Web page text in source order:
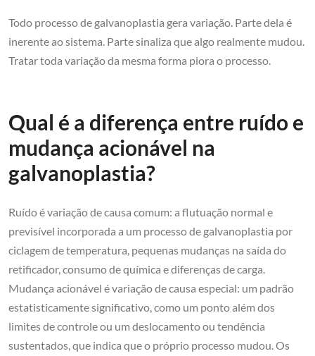
Todo processo de galvanoplastia gera variação. Parte dela é
inerente ao sistema. Parte sinaliza que algo realmente mudou.
Tratar toda variação da mesma forma piora o processo.
Qual é a diferença entre ruído e
mudança acionável na
galvanoplastia?
Ruído é variação de causa comum: a flutuação normal e
previsível incorporada a um processo de galvanoplastia por
ciclagem de temperatura, pequenas mudanças na saída do
retificador, consumo de química e diferenças de carga.
Mudança acionável é variação de causa especial: um padrão
estatisticamente significativo, como um ponto além dos
limites de controle ou um deslocamento ou tendência
sustentados, que indica que o próprio processo mudou. Os